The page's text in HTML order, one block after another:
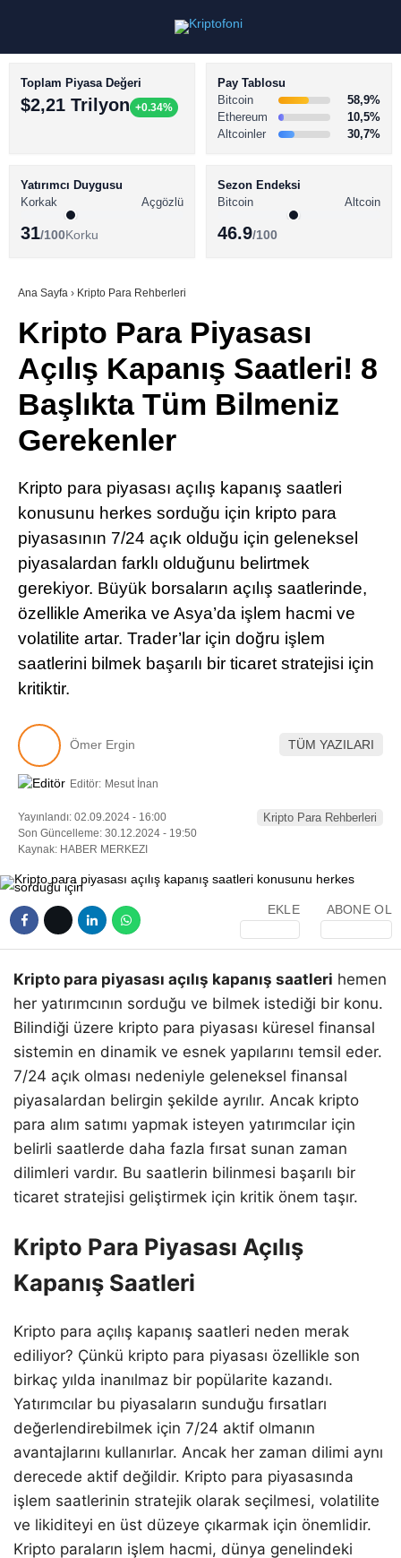
Youtube
TikTok
Telegram
BİTCOİN HABERLERİ
ALTCOİN HABERLERİ
SÖZLÜK
Toplam Piyasa Değeri
$2,21 Trilyon +0.34%
Pay Tablosu
Bitcoin
58,9%
Ethereum
10,5%
Altcoinler
30,7%
Yatırımcı Duygusu
Korkak
Açgözlü
31/100Korku
Sezon Endeksi
Bitcoin
Altcoin
46.9/100
Ana Sayfa › Kripto Para Rehberleri
Kripto Para Piyasası
Açılış Kapanış Saatleri! 8
Başlıkta Tüm Bilmeniz
Gerekenler
Kripto para piyasası açılış kapanış saatleri
konusunu herkes sorduğu için kripto para
piyasasının 7/24 açık olduğu için geleneksel
piyasalardan farklı olduğunu belirtmek
gerekiyor. Büyük borsaların açılış saatlerinde,
özellikle Amerika ve Asya’da işlem hacmi ve
volatilite artar. Trader’lar için doğru işlem
saatlerini bilmek başarılı bir ticaret stratejisi için
kritiktir.
Ömer Ergin TÜM YAZILARI
Editör: Mesut İnan
Yayınlandı: 02.09.2024 - 16:00
Son Güncelleme: 30.12.2024 - 19:50
Kaynak: HABER MERKEZI
Kripto Para Rehberleri
EKLE ABONE OL
Kripto para piyasası açılış kapanış saatleri hemen
her yatırımcının sorduğu ve bilmek istediği bir konu.
Bilindiği üzere kripto para piyasası küresel finansal
sistemin en dinamik ve esnek yapılarını temsil eder.
7/24 açık olması nedeniyle geleneksel finansal
piyasalardan belirgin şekilde ayrılır. Ancak kripto
para alım satımı yapmak isteyen yatırımcılar için
belirli saatlerde daha fazla fırsat sunan zaman
dilimleri vardır. Bu saatlerin bilinmesi başarılı bir
ticaret stratejisi geliştirmek için kritik önem taşır.
Kripto Para Piyasası Açılış
Kapanış Saatleri
Kripto para açılış kapanış saatleri neden merak
ediliyor? Çünkü kripto para piyasası özellikle son
birkaç yılda inanılmaz bir popülarite kazandı.
Yatırımcılar bu piyasaların sunduğu fırsatları
değerlendirebilmek için 7/24 aktif olmanın
avantajlarını kullanırlar. Ancak her zaman dilimi aynı
derecede aktif değildir. Kripto para piyasasında
işlem saatlerinin stratejik olarak seçilmesi, volatilite
ve likiditeyi en üst düzeye çıkarmak için önemlidir.
Kripto paraların işlem hacmi, dünya genelindeki